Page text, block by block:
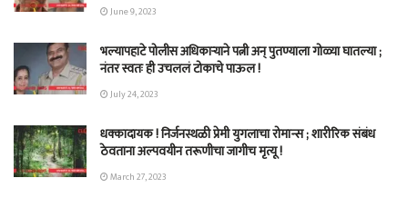
June 9, 2023
भल्यापहाटे पोलीस अधिकाऱ्याने पत्नी अन् पुतण्याला गोळ्या घातल्या ;
नंतर स्वतः ही उचललं टोकाचे पाऊल !
July 24, 2023
धक्कादायक ! निर्जनस्थळी प्रेमी युगलाचा रोमान्स ; शारीरिक संबंध
ठेवताना अल्पवयीन तरूणीचा जागीच मृत्यू !
March 27, 2023